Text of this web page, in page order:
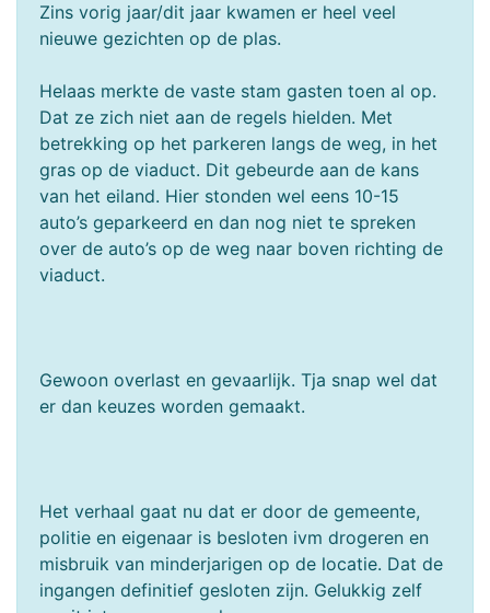
Zins vorig jaar/dit jaar kwamen er heel veel
nieuwe gezichten op de plas.
Helaas merkte de vaste stam gasten toen al op.
Dat ze zich niet aan de regels hielden. Met
betrekking op het parkeren langs de weg, in het
gras op de viaduct. Dit gebeurde aan de kans
van het eiland. Hier stonden wel eens 10-15
auto’s geparkeerd en dan nog niet te spreken
over de auto’s op de weg naar boven richting de
viaduct.
Gewoon overlast en gevaarlijk. Tja snap wel dat
er dan keuzes worden gemaakt.
Het verhaal gaat nu dat er door de gemeente,
politie en eigenaar is besloten ivm drogeren en
misbruik van minderjarigen op de locatie. Dat de
ingangen definitief gesloten zijn. Gelukkig zelf